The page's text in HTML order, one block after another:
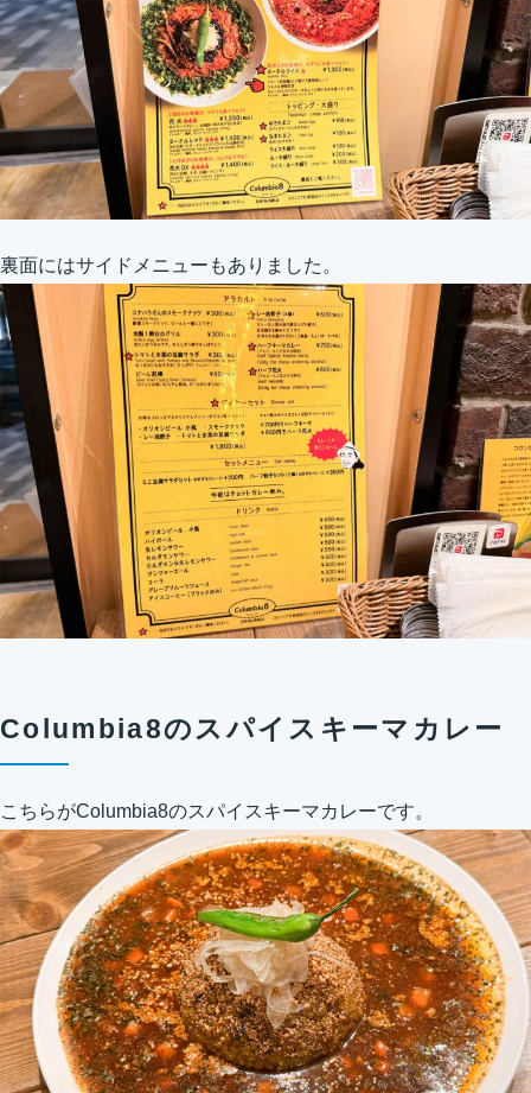
裏面にはサイドメニューもありました。
Columbia8のスパイスキーマカレー
こちらがColumbia8のスパイスキーマカレーです。